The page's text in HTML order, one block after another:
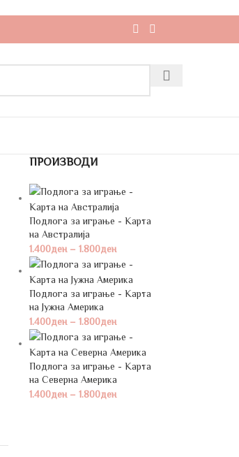
ПРОИЗВОДИ
Подлога за играње - Карта
на Австралија
1.400ден –1.800ден
Подлога за играње - Карта
на Јужна Америка
1.400ден –1.800ден
Подлога за играње - Карта
на Северна Америка
1.400ден –1.800ден